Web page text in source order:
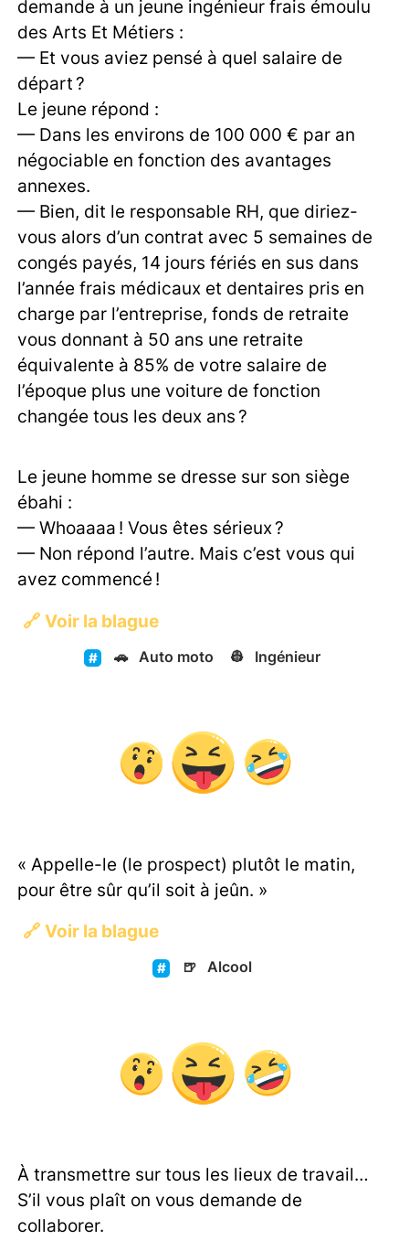
demande à un jeune ingénieur frais émoulu
des Arts Et Métiers :
— Et vous aviez pensé à quel salaire de
départ ?
Le jeune répond :
— Dans les environs de 100 000 € par an
négociable en fonction des avantages
annexes.
— Bien, dit le responsable RH, que diriez-
vous alors d’un contrat avec 5 semaines de
congés payés, 14 jours fériés en sus dans
l’année frais médicaux et dentaires pris en
charge par l’entreprise, fonds de retraite
vous donnant à 50 ans une retraite
équivalente à 85% de votre salaire de
l’époque plus une voiture de fonction
changée tous les deux ans ?
Le jeune homme se dresse sur son siège
ébahi :
— Whoaaaa ! Vous êtes sérieux ?
— Non répond l’autre. Mais c’est vous qui
avez commencé !
🔗 Voir la blague
🚗 Auto moto 👷 Ingénieur
« Appelle-le (le prospect) plutôt le matin,
pour être sûr qu’il soit à jeûn. »
🔗 Voir la blague
🍺 Alcool
À transmettre sur tous les lieux de travail…
S’il vous plaît on vous demande de
collaborer.